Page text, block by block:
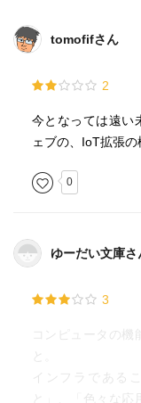
tomofifさん
2
今となっては遠い
ェブの、IoT拡張の
0
ゆーだい文庫さ
3
コンピュータの
と。
インフラである
と」、「色々な応